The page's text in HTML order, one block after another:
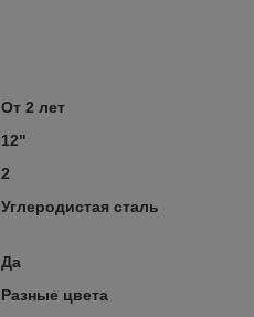
От 2 лет
12"
2
Углеродистая сталь
Да
Разные цвета